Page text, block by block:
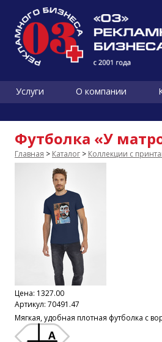
Услуги О компании
Футболка «У
Главная > Каталог > Коллекции с
Цена: 1327.00
Артикул: 70491.47
Мягкая, удобная плотная футболка с